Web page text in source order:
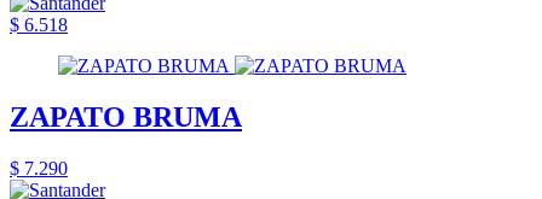
$ 6.518
ZAPATO BRUMA
$ 7.290